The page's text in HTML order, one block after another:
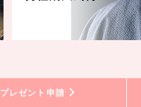
プレゼント申請